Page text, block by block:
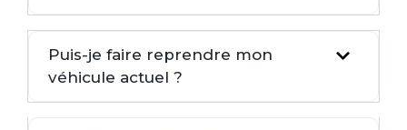
Puis-je faire reprendre mon
véhicule actuel ?